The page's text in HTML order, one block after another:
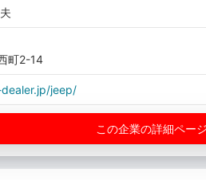
町2-14
jeep/
この企業の詳細ページ